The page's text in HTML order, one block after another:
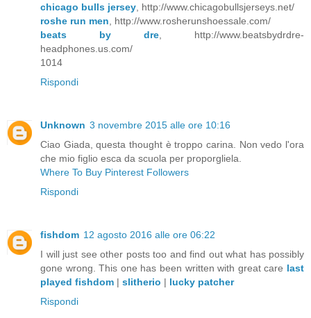
chicago bulls jersey , http://www.chicagobullsjerseys.net/
roshe run men , http://www.rosherunshoessale.com/
beats by dre , http://www.beatsbydrdre-
headphones.us.com/
1014
Rispondi
Unknown 3 novembre 2015 alle ore 10:16
Ciao Giada, questa thought è troppo carina. Non vedo l'ora
che mio figlio esca da scuola per proporgliela.
Where To Buy Pinterest Followers
Rispondi
fishdom 12 agosto 2016 alle ore 06:22
I will just see other posts too and find out what has possibly
gone wrong. This one has been written with great care last
played fishdom | slitherio | lucky patcher
Rispondi